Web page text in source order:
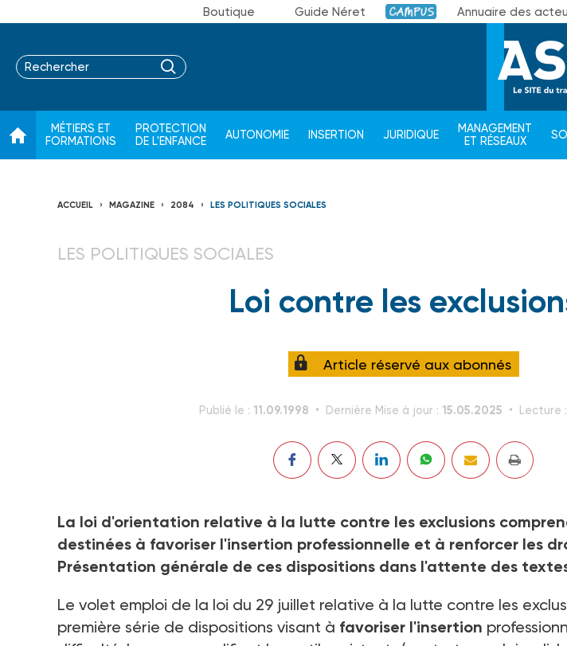
Boutique Guide Néret Campus Annuaire des
MÉTIERS ET
FORMATIONS
PROTECTION
DE L'ENFANCE
AUTONOMIE INSERTION JURIDIQUE
MANAGEMENT
ET RÉSEAUX
ACCUEIL MAGAZINE 2084 LES POLITIQUES SOCIALES
LES POLITIQUES SOCIALES
Loi contre les
Article réservé aux abonnés
Publié le : 11.09.1998 Dernière Mise à jour : 15.05.2025 Lecture :
La loi d'orientation relative à la lutte contre les exclusions
destinées à favoriser l'insertion professionnelle et à renforcer les
Présentation générale de ces dispositions dans l'attente des
Le volet emploi de la loi du 29 juillet relative à la lutte contre les
première série de dispositions visant à favoriser l'insertion